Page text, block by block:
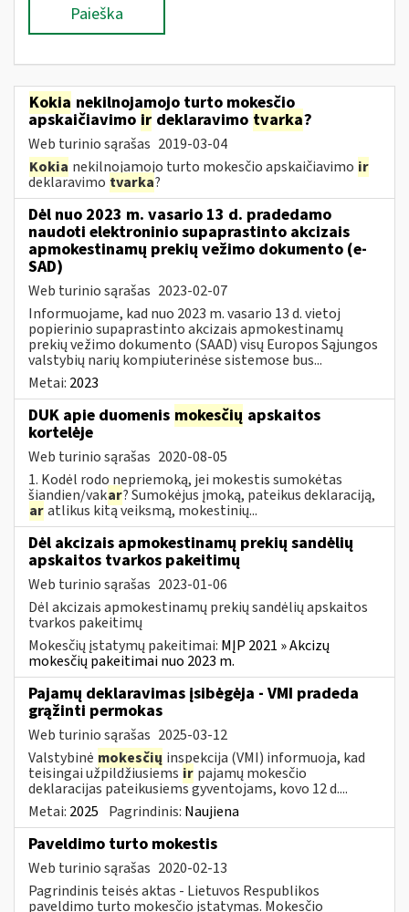
Paieška
Kokia nekilnojamojo turto mokesčio
apskaičiavimo ir deklaravimo tvarka?
Web turinio sąrašas 2019-03-04
Kokia nekilnojamojo turto mokesčio apskaičiavimo ir
deklaravimo tvarka?
Dėl nuo 2023 m. vasario 13 d. pradedamo
naudoti elektroninio supaprastinto akcizais
apmokestinamų prekių vežimo dokumento (e-
SAD)
Web turinio sąrašas 2023-02-07
Informuojame, kad nuo 2023 m. vasario 13 d. vietoj
popierinio supaprastinto akcizais apmokestinamų
prekių vežimo dokumento (SAAD) visų Europos Sąjungos
valstybių narių kompiuterinėse sistemose bus...
Metai: 2023
DUK apie duomenis mokesčių apskaitos
kortelėje
Web turinio sąrašas 2020-08-05
1. Kodėl rodo nepriemoką, jei mokestis sumokėtas
šiandien/vakar? Sumokėjus įmoką, pateikus deklaraciją,
aratlikus kitą veiksmą, mokestinių...
Dėl akcizais apmokestinamų prekių sandėlių
apskaitos tvarkos pakeitimų
Web turinio sąrašas 2023-01-06
Dėl akcizais apmokestinamų prekių sandėlių apskaitos
tvarkos pakeitimų
Mokesčių įstatymų pakeitimai: MĮP 2021 » Akcizų
mokesčių pakeitimai nuo 2023 m.
Pajamų deklaravimas įsibėgėja - VMI pradeda
grąžinti permokas
Web turinio sąrašas 2025-03-12
Valstybinė mokesčių inspekcija (VMI) informuoja, kad
teisingai užpildžiusiems ir pajamų mokesčio
deklaracijas pateikusiems gyventojams, kovo 12 d....
Metai: 2025 Pagrindinis: Naujiena
Paveldimo turto mokestis
Web turinio sąrašas 2020-02-13
Pagrindinis teisės aktas - Lietuvos Respublikos
paveldimo turto mokesčio įstatymas. Mokesčio